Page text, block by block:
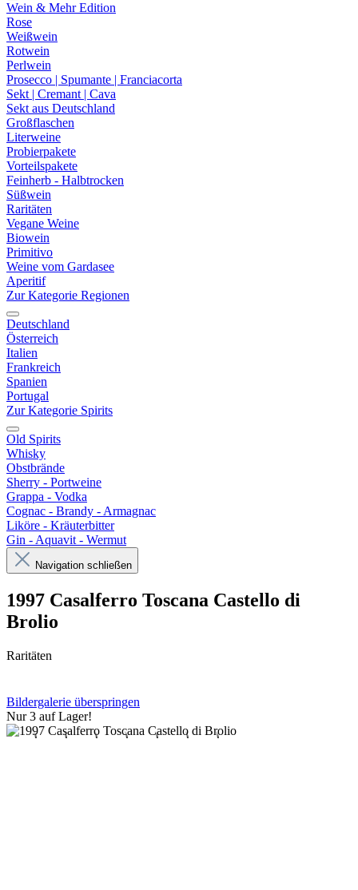
Wein & Mehr Edition
Rose
Weißwein
Rotwein
Perlwein
Prosecco | Spumante | Franciacorta
Sekt | Cremant | Cava
Sekt aus Deutschland
Großflaschen
Literweine
Probierpakete
Vorteilspakete
Feinherb - Halbtrocken
Süßwein
Raritäten
Vegane Weine
Biowein
Primitivo
Weine vom Gardasee
Aperitif
Zur Kategorie Regionen
Deutschland
Österreich
Italien
Frankreich
Spanien
Portugal
Zur Kategorie Spirits
Old Spirits
Whisky
Obstbrände
Sherry - Portweine
Grappa - Vodka
Cognac - Brandy - Armagnac
Liköre - Kräuterbitter
Gin - Aquavit - Wermut
Navigation schließen
1997 Casalferro Toscana Castello di
Brolio
Raritäten
Bildergalerie überspringen
Nur 3 auf Lager!